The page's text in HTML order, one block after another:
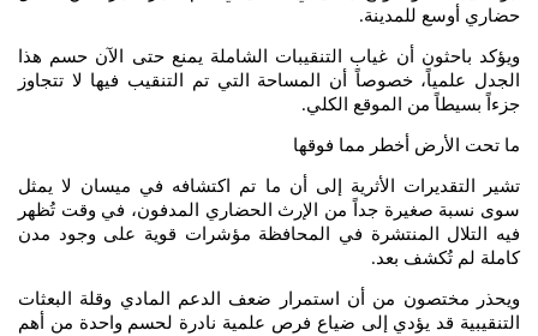
حضاري أوسع للمدينة.
ويؤكد باحثون أن غياب التنقيبات الشاملة يمنع حتى الآن حسم هذا
الجدل علمياً، خصوصاً أن المساحة التي تم التنقيب فيها لا تتجاوز
جزءاً بسيطاً من الموقع الكلي.
ما تحت الأرض أخطر مما فوقها
تشير التقديرات الأثرية إلى أن ما تم اكتشافه في ميسان لا يمثل
سوى نسبة صغيرة جداً من الإرث الحضاري المدفون، في وقت تُظهر
فيه التلال المنتشرة في المحافظة مؤشرات قوية على وجود مدن
كاملة لم تُكشف بعد.
ويحذر مختصون من أن استمرار ضعف الدعم المادي وقلة البعثات
التنقيبية قد يؤدي إلى ضياع فرص علمية نادرة لحسم واحدة من أهم